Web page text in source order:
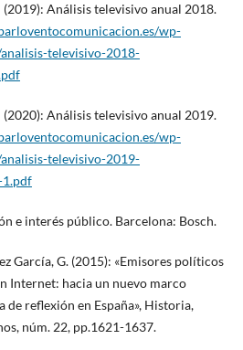
Análisis televisivo anual 2018.
wp-
televisivo-2018-
Análisis televisivo anual 2019.
wp-
televisivo-2019-
e interés público. Barcelona: Bosch.
García, G. (2015): «Emisores políticos
Internet: hacia un nuevo marco
reflexión en España», Historia,
núm. 22, pp.1621-1637.